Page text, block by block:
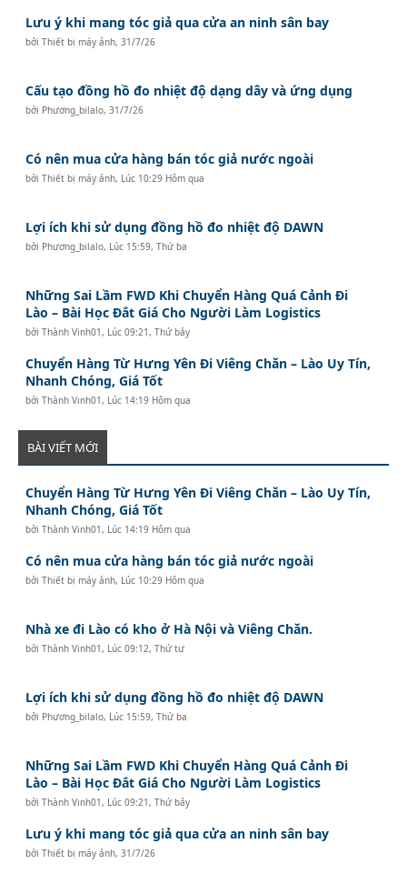
Lưu ý khi mang tóc giả qua cửa an ninh sân bay
bởiThiết bị máy ảnh,31/7/26
Cấu tạo đồng hồ đo nhiệt độ dạng dây và ứng dụng
bởi Phương_bilalo,31/7/26
Có nên mua cửa hàng bán tóc giả nước ngoài
bởiThiết bị máy ảnh, Lúc 10:29 Hôm qua
Lợi ích khi sử dụng đồng hồ đo nhiệt độ DAWN
bởi Phương_bilalo, Lúc 15:59, Thứ ba
Những Sai Lầm FWD Khi Chuyển Hàng Quá Cảnh Đi
Lào – Bài Học Đắt Giá Cho Người Làm Logistics
bởiThành Vinh01 , Lúc 09:21, Thứ bảy
Chuyển Hàng Từ Hưng Yên Đi Viêng Chăn – Lào Uy Tín,
Nhanh Chóng, Giá Tốt
bởiThành Vinh01 , Lúc 14:19 Hôm qua
BÀI VIẾT MỚI
Chuyển Hàng Từ Hưng Yên Đi Viêng Chăn – Lào Uy Tín,
Nhanh Chóng, Giá Tốt
bởiThành Vinh01 , Lúc 14:19 Hôm qua
Có nên mua cửa hàng bán tóc giả nước ngoài
bởiThiết bị máy ảnh, Lúc 10:29 Hôm qua
Nhà xe đi Lào có kho ở Hà Nội và Viêng Chăn.
bởiThành Vinh01 , Lúc 09:12, Thứ tư
Lợi ích khi sử dụng đồng hồ đo nhiệt độ DAWN
bởi Phương_bilalo, Lúc 15:59, Thứ ba
Những Sai Lầm FWD Khi Chuyển Hàng Quá Cảnh Đi
Lào – Bài Học Đắt Giá Cho Người Làm Logistics
bởiThành Vinh01 , Lúc 09:21, Thứ bảy
Lưu ý khi mang tóc giả qua cửa an ninh sân bay
bởiThiết bị máy ảnh,31/7/26